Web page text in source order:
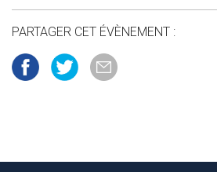
PARTAGER CET ÉVÈNEMENT :